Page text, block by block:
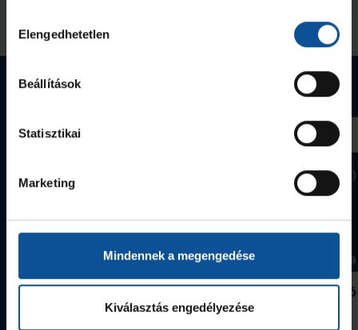
kiválasztása
Elengedhetetlen
Beállítások
Statisztikai
Marketing
Mindennek a megengedése
Kiválasztás engedélyezése
Megnézem az összeset
Webshop termékek
Grafitceruza 25/26
390 Ft